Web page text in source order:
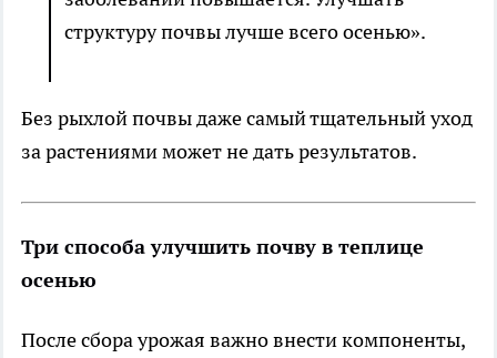
структуру почвы лучше всего осенью».
Без рыхлой почвы даже самый тщательный уход
за растениями может не дать результатов.
Три способа улучшить почву в теплице
осенью
После сбора урожая важно внести компоненты,